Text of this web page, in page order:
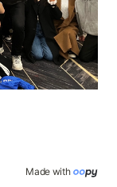
Made with